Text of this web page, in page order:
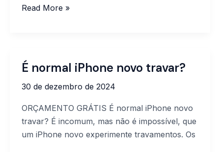
Read More »
É normal iPhone novo travar?
30 de dezembro de 2024
ORÇAMENTO GRÁTIS É normal iPhone novo
travar? É incomum, mas não é impossível, que
um iPhone novo experimente travamentos. Os
É
iPhone
novo
travar?